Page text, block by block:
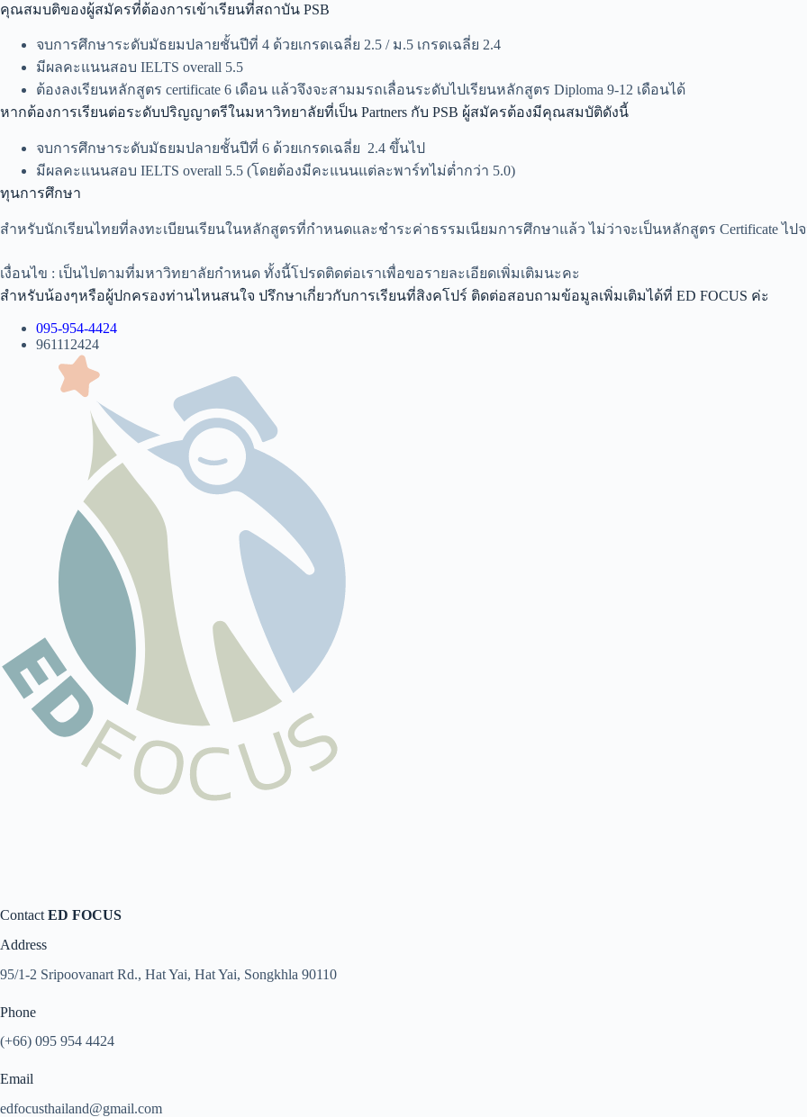
คุณสมบติของผู้สมัครที่ต้องการเข้าเรียนที่สถาบัน PSB
จบการศึกษาระดับมัธยมปลายชั้นปีที่ 4 ด้วยเกรดเฉลี่ย 2.5 / ม.5 เกรดเฉลี่ย 2.4
มีผลคะแนนสอบ IELTS overall 5.5
ต้องลงเรียนหลักสูตร certificate 6 เดือน แล้วจึงจะสามมรถเลื่อนระดับไปเรียนหลักสูตร Diploma 9-12 เดือนได้
หากต้องการเรียนต่อระดับปริญญาตรีในมหาวิทยาลัยที่เป็น Partners กับ PSB ผู้สมัครต้องมีคุณสมบัติดังนี้
จบการศึกษาระดับมัธยมปลายชั้นปีที่ 6 ด้วยเกรดเฉลี่ย 2.4 ขึ้นไป
มีผลคะแนนสอบ IELTS overall 5.5 (โดยต้องมีคะแนนแต่ละพาร์ทไม่ต่ำกว่า 5.0)
ทุนการศึกษา
สำหรับนักเรียนไทยที่ลงทะเบียนเรียนในหลักสูตรที่กำหนดและชำระค่าธรรมเนียมการศึกษาแล้ว ไม่ว่าจะเป็นหลักสูตร Certificate ไ
เงื่อนไข : เป็นไปตามที่มหาวิทยาลัยกำหนด ทั้งนี้โปรดติดต่อเราเพื่อขอรายละเอียดเพิ่มเติมนะคะ
สำหรับน้องๆหรือผู้ปกครองท่านไหนสนใจ ปรึกษาเกี่ยวกับการเรียนที่สิงคโปร์ ติดต่อสอบถามข้อมูลเพิ่มเติมได้ที่ ED FOCUS ค่ะ
095-954-4424
961112424
Contact ED FOCUS
Address
95/1-2 Sripoovanart Rd., Hat Yai, Hat Yai, Songkhla 90110
Phone
(+66) 095 954 4424
Email
edfocusthailand@gmail.com